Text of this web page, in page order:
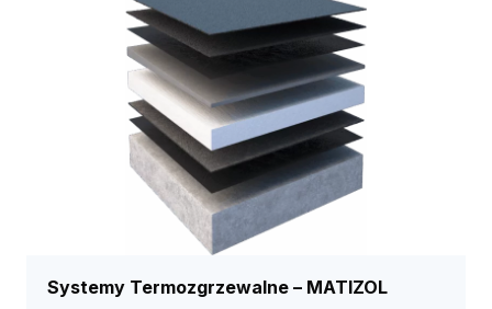
Systemy Termozgrzewalne – MATIZOL